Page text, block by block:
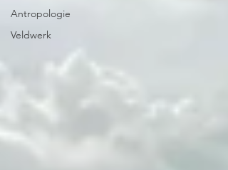
Antropologie
Veldwerk